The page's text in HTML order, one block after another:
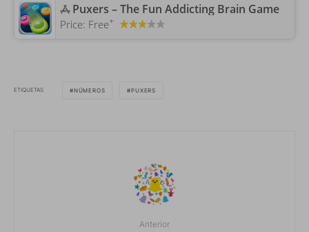
‎Puxers – The Fun Addicting Brain Game
Price: Free+
ETIQUETAS NÚMEROS PUXERS
Anterior